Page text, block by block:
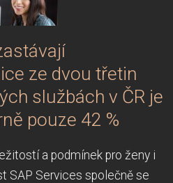
ze dvou třetin
službách v ČR je
pouze 42 %
a podmínek pro ženy i
SAP Services společně se